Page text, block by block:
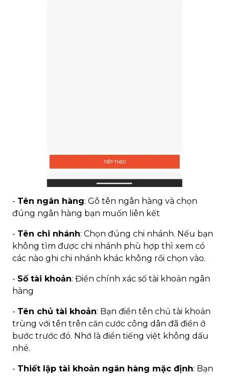
- Tên ngân hàng: Gõ tên ngân hàng và chọn
đúng ngân hàng bạn muốn liên kết
- Tên chi nhánh: Chọn đúng chi nhánh. Nếu bạn
không tìm được chi nhánh phù hợp thì xem có
các nào ghi chi nhánh khác không rồi chọn vào.
- Số tài khoản: Điền chính xác số tài khoản ngân
hàng
- Tên chủ tài khoản: Bạn điền tên chủ tài khoản
trùng với tên trên căn cước công dân đã điền ở
bước trước đó. Nhớ là điền tiếng việt không dấu
nhé.
- Thiết lập tài khoản ngân hàng mặc định: Bạn